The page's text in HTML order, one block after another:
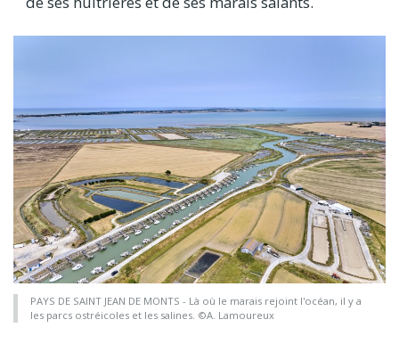
PAYS DE SAINT JEAN DE MONTS - Là où le marais rejoint l'océan, il y a
les parcs ostréicoles et les salines. ©A. Lamoureux